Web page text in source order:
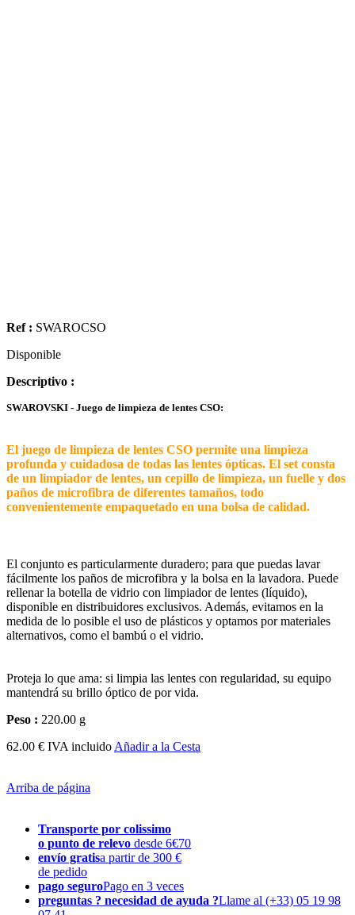
Ref : SWAROCSO
Disponible
Descriptivo :
SWAROVSKI - Juego de limpieza de lentes CSO:
El juego de limpieza de lentes CSO permite una limpieza
profunda y cuidadosa de todas las lentes ópticas. El set consta
de un limpiador de lentes, un cepillo de limpieza, un fuelle y dos
paños de microfibra de diferentes tamaños, todo
convenientemente empaquetado en una bolsa de calidad.
El conjunto es particularmente duradero; para que puedas lavar
fácilmente los paños de microfibra y la bolsa en la lavadora. Puede
rellenar la botella de vidrio con limpiador de lentes (líquido),
disponible en distribuidores exclusivos. Además, evitamos en la
medida de lo posible el uso de plásticos y optamos por materiales
alternativos, como el bambú o el vidrio.
Proteja lo que ama: si limpia las lentes con regularidad, su equipo
mantendrá su brillo óptico de por vida.
Peso : 220.00 g
62.00 € IVA incluido Añadir a la Cesta
Arriba de página
Transporte por colissimo
o punto de relevo desde 6€70
envío gratisa partir de 300 €
de pedido
pago seguroPago en 3 veces
preguntas ? necesidad de ayuda ?Llame al (+33) 05 19 98